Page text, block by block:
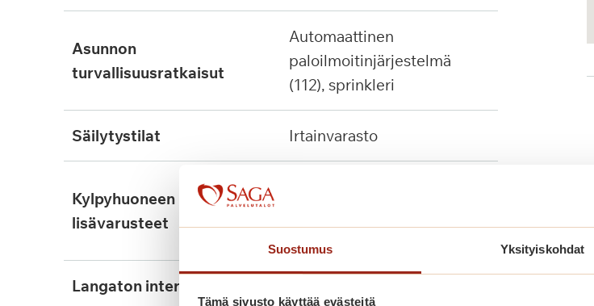
Suostumus Yksityiskohdat
Tämä sivusto käyttää evästeitä
asunnon
turvallisuusratkaisut
automaattinen
paloilmoitinjärjestelmä
(112), sprinkleri
säilytystilat irtainvarasto
kylpyhuoneen
lisävarusteet
langaton internet